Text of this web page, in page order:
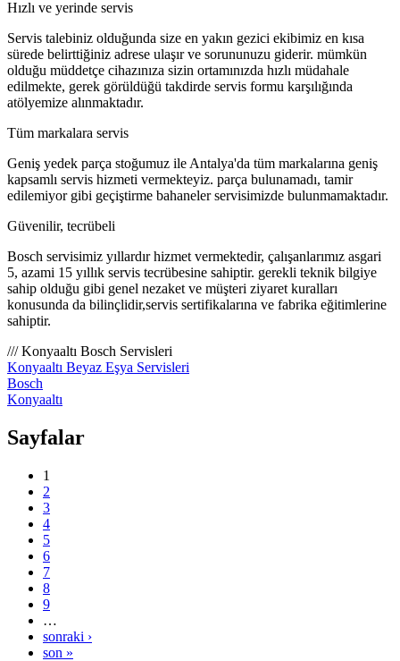
Hızlı ve yerinde servis
Servis talebiniz olduğunda size en yakın gezici ekibimiz en kısa
sürede belirttiğiniz adrese ulaşır ve sorununuzu giderir. mümkün
olduğu müddetçe cihazınıza sizin ortamınızda hızlı müdahale
edilmekte, gerek görüldüğü takdirde servis formu karşılığında
atölyemize alınmaktadır.
Tüm markalara servis
Geniş yedek parça stoğumuz ile Antalya'da tüm markalarına geniş
kapsamlı servis hizmeti vermekteyiz. parça bulunamadı, tamir
edilemiyor gibi geçiştirme bahaneler servisimizde bulunmamaktadır.
Güvenilir, tecrübeli
Bosch servisimiz yıllardır hizmet vermektedir, çalışanlarımız asgari
5, azami 15 yıllık servis tecrübesine sahiptir. gerekli teknik bilgiye
sahip olduğu gibi genel nezaket ve müşteri ziyaret kuralları
konusunda da bilinçlidir,servis sertifikalarına ve fabrika eğitimlerine
sahiptir.
/// Konyaaltı Bosch Servisleri
Konyaaltı Beyaz Eşya Servisleri
Bosch
Konyaaltı
Sayfalar
1
2
3
4
5
6
7
8
9
…
sonraki ›
son »